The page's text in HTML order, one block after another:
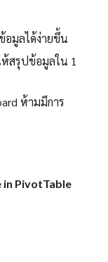
อมูลได้ง่ายขึ้น
ห้สรุปข้อมูลใน 1
ห้ามมีการ
in PivotTable